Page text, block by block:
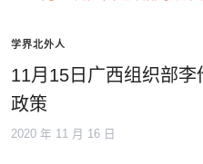
学界北外人
11月15日广西组织部
政策
2020 年 11 月 16 日